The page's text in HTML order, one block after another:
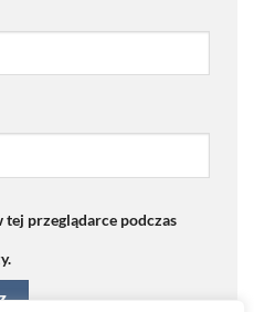
tej przeglądarce podczas